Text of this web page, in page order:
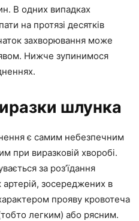
В одних випадках
на протязі десятків
захворювання може
Нижче зупинимося
шлунка
є самим небезпечним
при виразковій хворобі.
за роз’їдання
зосереджених в
прояву кровотеча
легким) або рясним.